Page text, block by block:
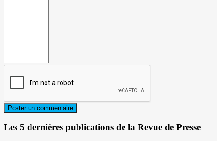
Les 5 dernières publications de la Revue de Presse